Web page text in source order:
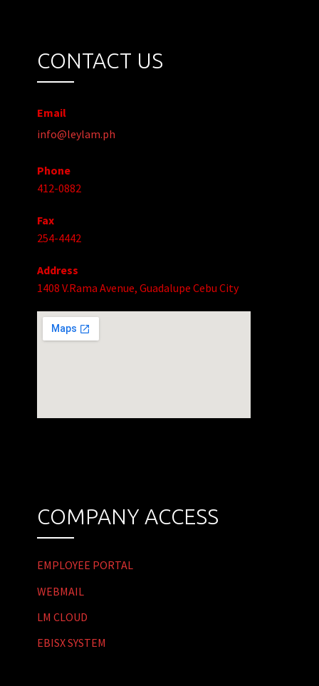
CONTACT US
Email
info@leylam.ph
Phone
412-0882
Fax
254-4442
Address
1408 V.Rama Avenue, Guadalupe Cebu City
COMPANY ACCESS
EMPLOYEE PORTAL
WEBMAIL
LM CLOUD
EBISX SYSTEM